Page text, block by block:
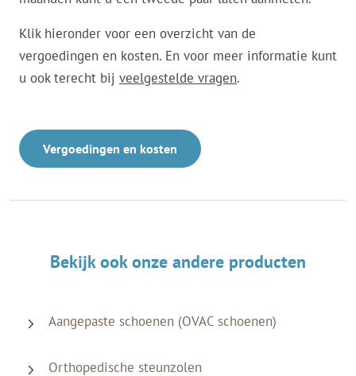
Klik hieronder voor een overzicht van de
vergoedingen en kosten. En voor meer informatie kunt
u ook terecht bij veelgestelde vragen.
Vergoedingen en kosten
Bekijk ook onze andere producten
Aangepaste schoenen (OVAC schoenen)
Orthopedische steunzolen